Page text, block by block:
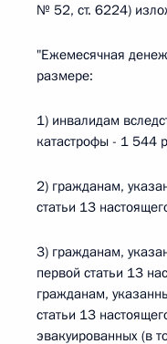
№ 52, ст. 6224)
"Ежемесячная
размере:
1) инвалидам
катастрофы - 1 544
2) гражданам,
статьи 13
3) гражданам,
первой статьи 13
гражданам,
статьи 13
эвакуированных (в